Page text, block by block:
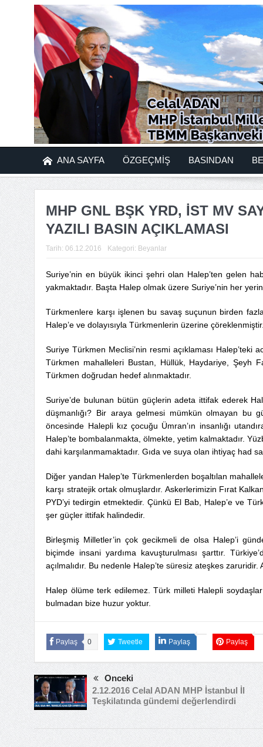
ANA SAYFA ÖZGEÇMİŞ BASINDAN
MHP GNL BŞK YRD, İST MV
YAZILI BASIN AÇIKLAMASI
Tarih:06.12.2016 Kategori: Beyanlar
Suriye’nin en büyük ikinci şehri olan Halep’ten gelen
yakmaktadır. Başta Halep olmak üzere Suriye’nin her
Türkmenlere karşı işlenen bu savaş suçunun birden
Halep’e ve dolayısıyla Türkmenlerin üzerine
Suriye Türkmen Meclisi’nin resmi açıklaması Halep’teki
Türkmen mahalleleri Bustan, Hüllük, Haydariye, Şeyh
Türkmen doğrudan hedef alınmaktadır.
Suriye’de bulunan bütün güçlerin adeta ittifak ederek
düşmanlığı? Bir araya gelmesi mümkün olmayan bu
öncesinde Halepli kız çocuğu Ümran’ın insanlığı
Halep’te bombalanmakta, ölmekte, yetim kalmaktadır.
dahi karşılanmamaktadır. Gıda ve suya olan ihtiyaç had
Diğer yandan Halep’te Türkmenlerden boşaltılan
karşı stratejik ortak olmuşlardır. Askerlerimizin Fırat
PYD’yi tedirgin etmektedir. Çünkü El Bab, Halep’e ve
şer güçler ittifak halindedir.
Birleşmiş Milletler’in çok gecikmeli de olsa Halep’i
biçimde insani yardıma kavuşturulması şarttır.
açılmalıdır. Bu nedenle Halep’te süresiz ateşkes
Halep ölüme terk edilemez. Türk milleti Halepli
bulmadan bize huzur yoktur.
Paylaş 0 Tweetle Paylaş Paylaş
Önceki
2.12.2016 Celal ADAN MHP İstanbul İl
Teşkilatında gündemi değerlendirdi